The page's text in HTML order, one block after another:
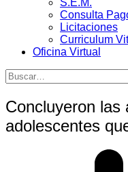
S.E.M.
Consulta
Licitaciones
Curriculum
Oficina Virtual
Concluyeron las
adolescentes